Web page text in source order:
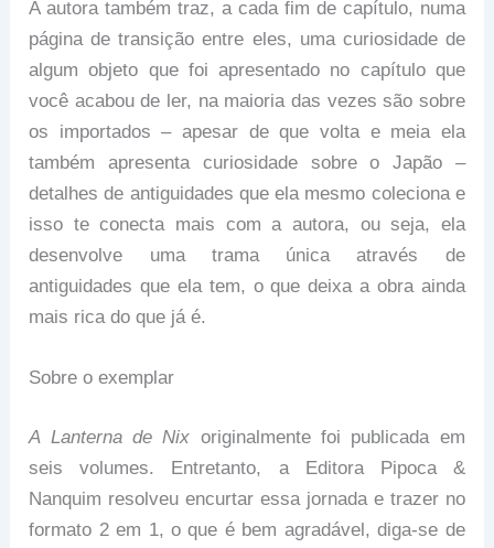
A autora também traz, a cada fim de capítulo, numa
página de transição entre eles, uma curiosidade de
algum objeto que foi apresentado no capítulo que
você acabou de ler, na maioria das vezes são sobre
os importados – apesar de que volta e meia ela
também apresenta curiosidade sobre o Japão –
detalhes de antiguidades que ela mesmo coleciona e
isso te conecta mais com a autora, ou seja, ela
desenvolve uma trama única através de
antiguidades que ela tem, o que deixa a obra ainda
mais rica do que já é.
Sobre o exemplar
A Lanterna de Nix originalmente foi publicada em
seis volumes. Entretanto, a Editora Pipoca &
Nanquim resolveu encurtar essa jornada e trazer no
formato 2 em 1, o que é bem agradável, diga-se de